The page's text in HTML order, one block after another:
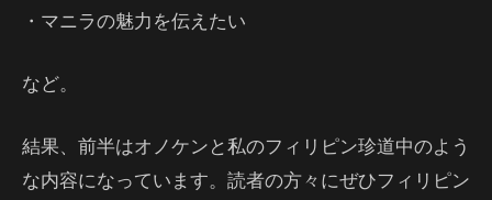
・マニラの魅力を伝えたい
など。
結果、前半はオノケンと私のフィリピン珍道中のよう
な内容になっています。読者の方々にぜひフィリピン